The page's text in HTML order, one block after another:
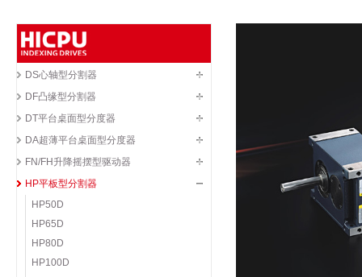
DS心轴型分割器
DF凸缘型分割器
DT平台桌面型分度器
DA超薄平台桌面型分度器
FN/FH升降摇摆型驱动器
HP平板型分割器
HP50D
HP65D
HP80D
HP100D